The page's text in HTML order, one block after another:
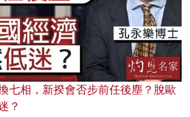
七相，新揆會否步前任後塵？脫歐
？